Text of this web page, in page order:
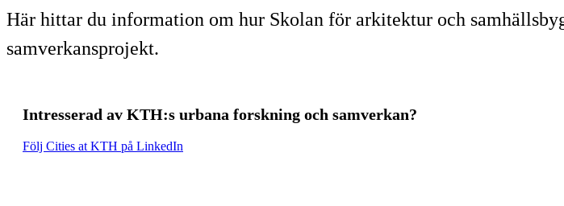
Här hittar du information om hur Skolan för arkitektur och
samverkansprojekt.
Intresserad av KTH:s urbana forskning och samverkan?
Följ Cities at KTH på LinkedIn